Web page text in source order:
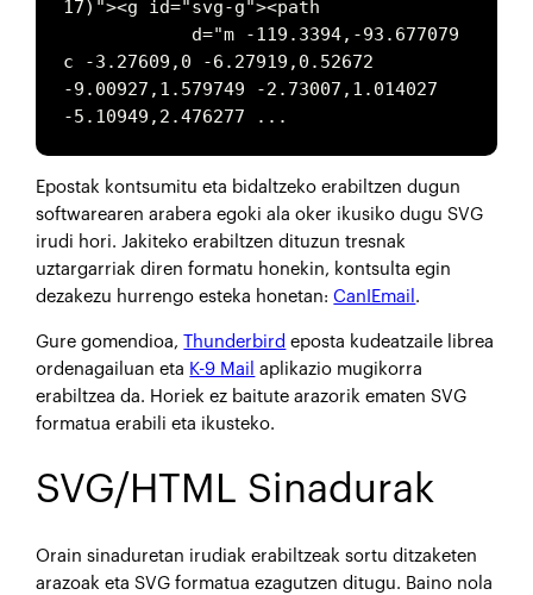
17)"><g id="svg-g"><path
c -3.27609,0 -6.27919,0.52672
-9.00927,1.579749 -2.73007,1.014027
-5.10949,2.476277 ...
Epostak kontsumitu eta bidaltzeko erabiltzen dugun
softwarearen arabera egoki ala oker ikusiko dugu SVG
irudi hori. Jakiteko erabiltzen dituzun tresnak
uztargarriak diren formatu honekin, kontsulta egin
dezakezu hurrengo esteka honetan:CanIEmail .
Gure gomendioa,Thunderbird eposta kudeatzaile librea
ordenagailuan eta K-9 Mail aplikazio mugikorra
erabiltzea da. Horiek ez baitute arazorik ematen SVG
formatua erabili eta ikusteko.
SVG/HTML Sinadurak
Orain sinaduretan irudiak erabiltzeak sortu ditzaketen
arazoak eta SVG formatua ezagutzen ditugu. Baino nola